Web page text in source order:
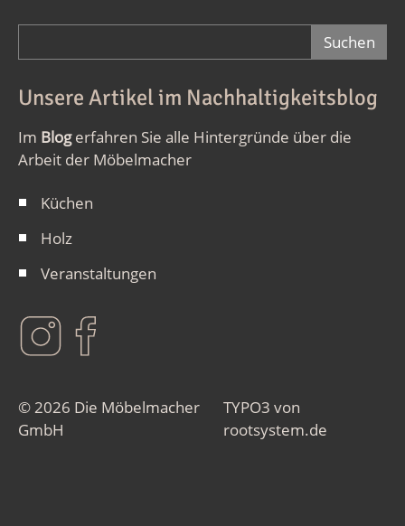
Unsere Artikel im Nachhaltigkeitsblog
Im Blogerfahren Sie alle Hintergründe über die
Arbeit der Möbelmacher
Küchen
Holz
Veranstaltungen
© 2026 Die Möbelmacher
GmbH
TYPO3 von
rootsystem.de